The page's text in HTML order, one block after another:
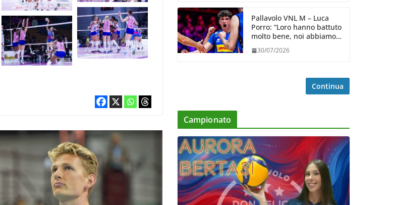
Pallavolo VNL M – Luca
Porro: “Loro hanno battuto
molto bene, noi abbiamo
spunto su cui lavorare e
30/07/2026
Continua
Campionato